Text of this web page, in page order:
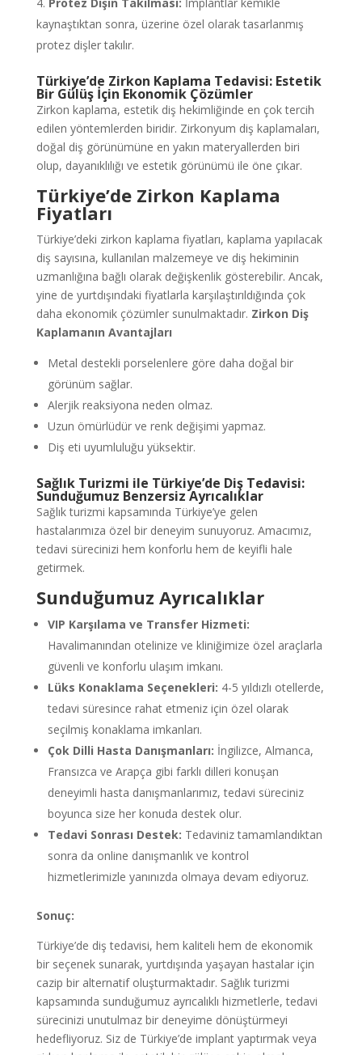
kaynaştıktan sonra, üzerine özel olarak tasarlanmış
protez dişler takılır.
Türkiye’de Zirkon Kaplama Tedavisi: Estetik
Bir Gülüş İçin Ekonomik Çözümler
Zirkon kaplama, estetik diş hekimliğinde en çok tercih
edilen yöntemlerden biridir. Zirkonyum diş kaplamaları,
doğal diş görünümüne en yakın materyallerden biri
olup, dayanıklılığı ve estetik görünümü ile öne çıkar.
Türkiye’de Zirkon Kaplama
Fiyatları
Türkiye’deki zirkon kaplama fiyatları, kaplama yapılacak
diş sayısına, kullanılan malzemeye ve diş hekiminin
uzmanlığına bağlı olarak değişkenlik gösterebilir. Ancak,
yine de yurtdışındaki fiyatlarla karşılaştırıldığında çok
daha ekonomik çözümler sunulmaktadır. Zirkon Diş
Kaplamanın Avantajları
Metal destekli porselenlere göre daha doğal bir
görünüm sağlar.
Alerjik reaksiyona neden olmaz.
Uzun ömürlüdür ve renk değişimi yapmaz.
Diş eti uyumluluğu yüksektir.
Sağlık Turizmi ile Türkiye’de Diş Tedavisi:
Sunduğumuz Benzersiz Ayrıcalıklar
Sağlık turizmi kapsamında Türkiye’ye gelen
hastalarımıza özel bir deneyim sunuyoruz. Amacımız,
tedavi sürecinizi hem konforlu hem de keyifli hale
getirmek.
Sunduğumuz Ayrıcalıklar
VIP Karşılama ve Transfer Hizmeti:
Havalimanından otelinize ve kliniğimize özel araçlarla
güvenli ve konforlu ulaşım imkanı.
Lüks Konaklama Seçenekleri: 4-5 yıldızlı otellerde,
tedavi süresince rahat etmeniz için özel olarak
seçilmiş konaklama imkanları.
Çok Dilli Hasta Danışmanları: İngilizce, Almanca,
Fransızca ve Arapça gibi farklı dilleri konuşan
deneyimli hasta danışmanlarımız, tedavi süreciniz
boyunca size her konuda destek olur.
Tedavi Sonrası Destek: Tedaviniz tamamlandıktan
sonra da online danışmanlık ve kontrol
hizmetlerimizle yanınızda olmaya devam ediyoruz.
Sonuç:
Türkiye’de diş tedavisi, hem kaliteli hem de ekonomik
bir seçenek sunarak, yurtdışında yaşayan hastalar için
cazip bir alternatif oluşturmaktadır. Sağlık turizmi
kapsamında sunduğumuz ayrıcalıklı hizmetlerle, tedavi
sürecinizi unutulmaz bir deneyime dönüştürmeyi
hedefliyoruz. Siz de Türkiye’de implant yaptırmak veya